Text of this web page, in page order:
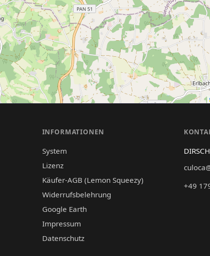
INFORMATIONEN
System
Lizenz
Käufer-AGB (Lemon Squeezy)
Widerrufsbelehrung
Google Earth
Impressum
Datenschutz
+49